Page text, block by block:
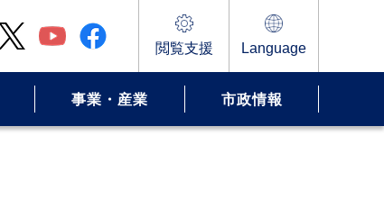
閲覧支援 Language
事業・産業 市政情報